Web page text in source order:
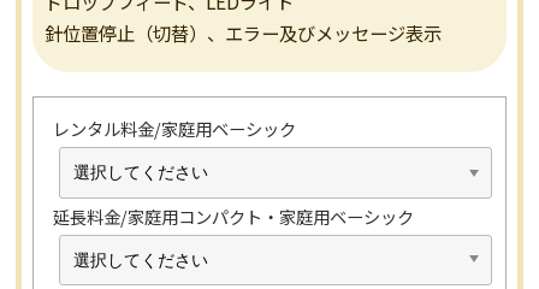
針位置停止（切替）、エラー及びメッセージ表示
レンタル料金/家庭用ベーシック
延長料金/家庭用コンパクト・家庭用ベーシック